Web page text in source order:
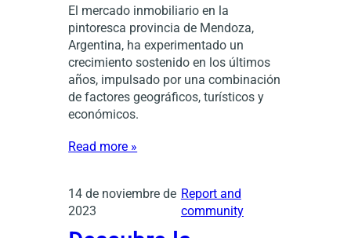
El mercado inmobiliario en la
pintoresca provincia de Mendoza,
Argentina, ha experimentado un
crecimiento sostenido en los últimos
años, impulsado por una combinación
de factores geográficos, turísticos y
económicos.
Read more »
14 de noviembre de
2023
Report and
community